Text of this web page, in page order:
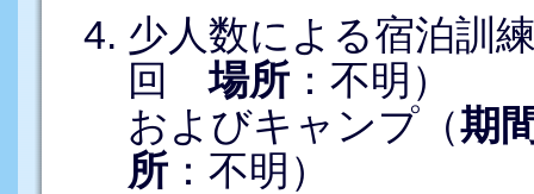
少人数による宿泊訓
回場所 ：不明）
およびキャンプ（期
所 ：不明）